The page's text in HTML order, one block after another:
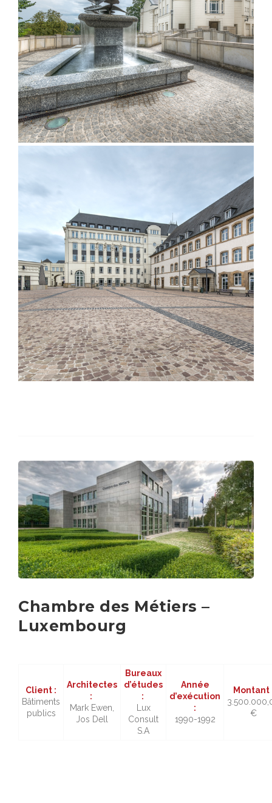
Chambre des Métiers –
Luxembourg
Client :
Bâtiments
publics
Architectes
:
Mark Ewen,
Jos Dell
Bureaux
d’études
:
Lux
Consult
S.A
Année
d’exécution
:
1990-1992
Montant
€